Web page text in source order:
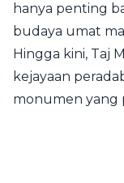
hanya penting
budaya umat
Hingga kini, Taj
kejayaan
monumen yang